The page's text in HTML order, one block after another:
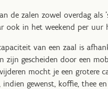
de zalen zowel overdag als
ook in het weekend per uur
van een zaal is
zijn gescheiden door een
mocht je een grotere
indien gewenst, koffie, thee